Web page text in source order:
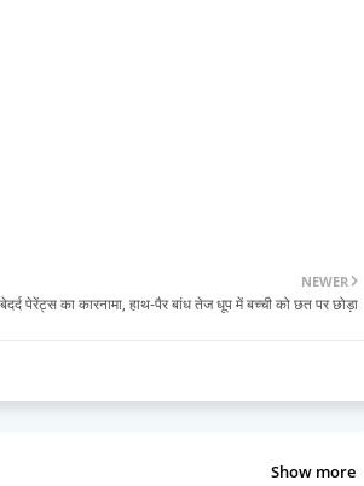
NEWER
बेदर्द पेरेंट्स का कारनामा, हाथ-पैर बांध तेज धूप में बच्ची को छत पर छोड़ा
Show more